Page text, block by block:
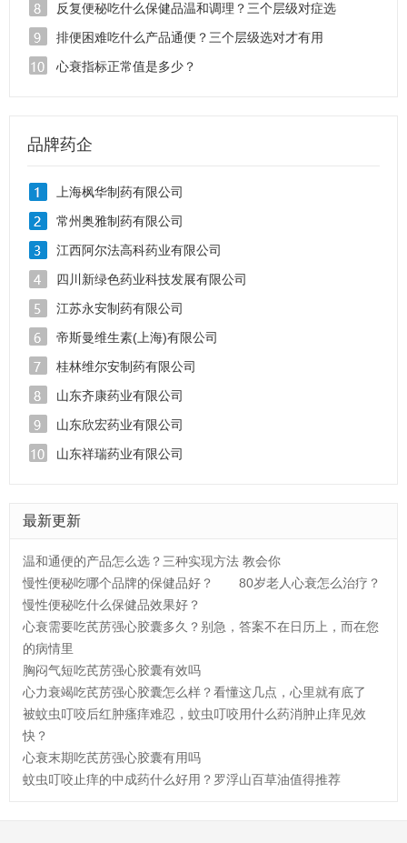
反复便秘吃什么保健品温和调理？三个层级对症选
排便困难吃什么产品通便？三个层级选对才有用
心衰指标正常值是多少？
品牌药企
上海枫华制药有限公司
常州奥雅制药有限公司
江西阿尔法高科药业有限公司
四川新绿色药业科技发展有限公司
江苏永安制药有限公司
帝斯曼维生素(上海)有限公司
桂林维尔安制药有限公司
山东齐康药业有限公司
山东欣宏药业有限公司
山东祥瑞药业有限公司
最新更新
温和通便的产品怎么选？三种实现方法 教会你
慢性便秘吃哪个品牌的保健品好？
80岁老人心衰怎么治疗？
慢性便秘吃什么保健品效果好？
心衰需要吃芪苈强心胶囊多久？别急，答案不在日历上，而在您
的病情里
胸闷气短吃芪苈强心胶囊有效吗
心力衰竭吃芪苈强心胶囊怎么样？看懂这几点，心里就有底了
被蚊虫叮咬后红肿瘙痒难忍，蚊虫叮咬用什么药消肿止痒见效
快？
心衰末期吃芪苈强心胶囊有用吗
蚊虫叮咬止痒的中成药什么好用？罗浮山百草油值得推荐